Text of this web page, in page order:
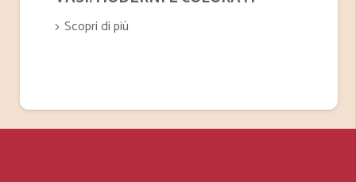
Scopri di più